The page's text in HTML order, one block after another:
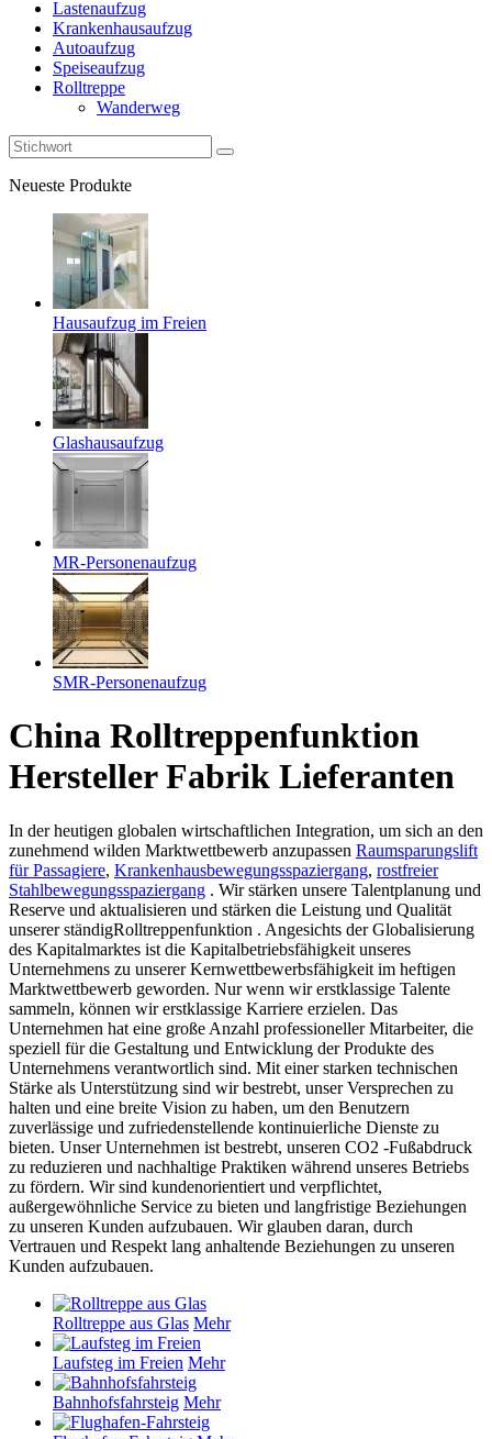
Lastenaufzug
Krankenhausaufzug
Autoaufzug
Speiseaufzug
Rolltreppe
Wanderweg
Neueste Produkte
Hausaufzug im Freien
Glashausaufzug
MR-Personenaufzug
SMR-Personenaufzug
China Rolltreppenfunktion
Hersteller Fabrik Lieferanten
In der heutigen globalen wirtschaftlichen Integration, um sich an den
zunehmend wilden Marktwettbewerb anzupassen Raumsparungslift
für Passagiere, Krankenhausbewegungsspaziergang, rostfreier
Stahlbewegungsspaziergang . Wir stärken unsere Talentplanung und
Reserve und aktualisieren und stärken die Leistung und Qualität
unserer ständigRolltreppenfunktion . Angesichts der Globalisierung
des Kapitalmarktes ist die Kapitalbetriebsfähigkeit unseres
Unternehmens zu unserer Kernwettbewerbsfähigkeit im heftigen
Marktwettbewerb geworden. Nur wenn wir erstklassige Talente
sammeln, können wir erstklassige Karriere erzielen. Das
Unternehmen hat eine große Anzahl professioneller Mitarbeiter, die
speziell für die Gestaltung und Entwicklung der Produkte des
Unternehmens verantwortlich sind. Mit einer starken technischen
Stärke als Unterstützung sind wir bestrebt, unser Versprechen zu
halten und eine breite Vision zu haben, um den Benutzern
zuverlässige und zufriedenstellende kontinuierliche Dienste zu
bieten. Unser Unternehmen ist bestrebt, unseren CO2 -Fußabdruck
zu reduzieren und nachhaltige Praktiken während unseres Betriebs
zu fördern. Wir sind kundenorientiert und verpflichtet,
außergewöhnliche Service zu bieten und langfristige Beziehungen
zu unseren Kunden aufzubauen. Wir glauben daran, durch
Vertrauen und Respekt lang anhaltende Beziehungen zu unseren
Kunden aufzubauen.
Rolltreppe aus Glas Mehr
Laufsteg im Freien Mehr
Bahnhofsfahrsteig Mehr